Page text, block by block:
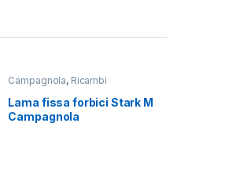
Campagnola, Ricambi
Lama fissa forbici Stark M
Campagnola
1,6 Opt
365,00€